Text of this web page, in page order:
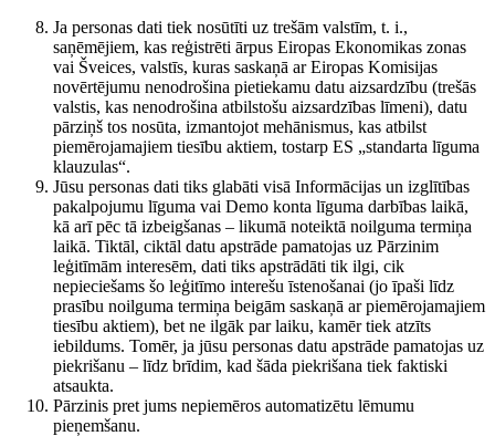
Ja personas dati tiek nosūtīti uz trešām valstīm, t. i.,
saņēmējiem, kas reģistrēti ārpus Eiropas Ekonomikas zonas
vai Šveices, valstīs, kuras saskaņā ar Eiropas Komisijas
novērtējumu nenodrošina pietiekamu datu aizsardzību (trešās
valstis, kas nenodrošina atbilstošu aizsardzības līmeni), datu
pārziņš tos nosūta, izmantojot mehānismus, kas atbilst
piemērojamajiem tiesību aktiem, tostarp ES „standarta līguma
klauzulas“.
Jūsu personas dati tiks glabāti visā Informācijas un izglītības
pakalpojumu līguma vai Demo konta līguma darbības laikā,
kā arī pēc tā izbeigšanas – likumā noteiktā noilguma termiņa
laikā. Tiktāl, ciktāl datu apstrāde pamatojas uz Pārzinim
leģitīmām interesēm, dati tiks apstrādāti tik ilgi, cik
nepieciešams šo leģitīmo interešu īstenošanai (jo īpaši līdz
prasību noilguma termiņa beigām saskaņā ar piemērojamajiem
tiesību aktiem), bet ne ilgāk par laiku, kamēr tiek atzīts
iebildums. Tomēr, ja jūsu personas datu apstrāde pamatojas uz
piekrišanu – līdz brīdim, kad šāda piekrišana tiek faktiski
atsaukta.
Pārzinis pret jums nepiemēros automatizētu lēmumu
pieņemšanu.